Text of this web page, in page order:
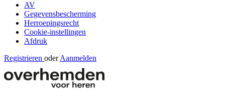
AV
Gegevensbescherming
Herroepingsrecht
Cookie-instellingen
Afdruk
Registrieren oder Aanmelden